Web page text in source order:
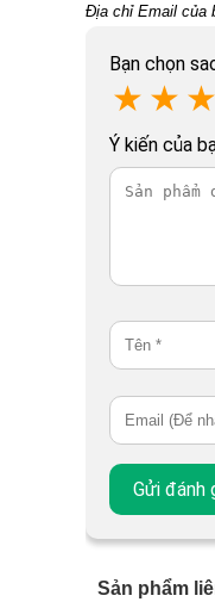
Địa chỉ Email của
Bạn chọn
★ ★ ★
Ý kiến của
Sản phẩm